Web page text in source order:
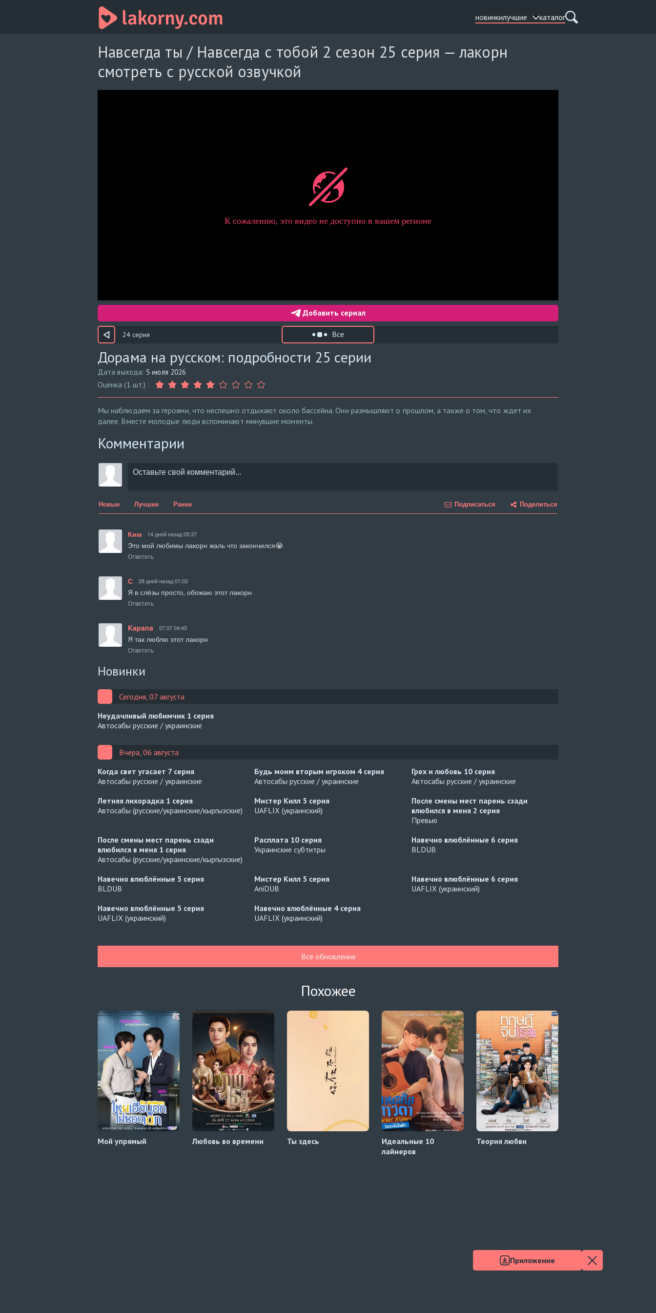
новинкилучшие каталог
Навсегда ты / Навсегда с тобой 2 сезон 25 серия — лакорн
смотреть с русской озвучкой
Добавить сериал
24 серия Все
Дорама на русском: подробности 25 серии
Дата выхода: 5 июля 2026
Оценка (1 шт.) :
Мы наблюдаем за героями, что неспешно отдыхают около бассейна. Они размышляют о прошлом, а также о том, что ждет их
далее. Вместе молодые люди вспоминают минувшие моменты.
Комментарии
Новые Лучшие Ранее Подписаться Поделиться
Ким 14 дней назад 05:37
Это мой любимы лакорн жаль что закончился😭
Ответить
С 28 дней назад 01:02
Я в слёзы просто, обожаю этот лакорн
Ответить
Kapana 07.07 04:45
Я так люблю этот лакорн
Ответить
Новинки
Сегодня, 07 августа
Неудачливый любимчик 1 серия
Автосабы русские / украинские
Вчера, 06 августа
Когда свет угасает 7 серия
Автосабы русские / украинские
Будь моим вторым игроком 4 серия
Автосабы русские / украинские
Грех и любовь 10 серия
Автосабы русские / украинские
Летняя лихорадка 1 серия
Автосабы (русские/украинские/кыргызские)
Мистер Килл 5 серия
UAFLIX (украинский)
После смены мест парень сзади
влюбился в меня 2 серия
Превью
После смены мест парень сзади
влюбился в меня 1 серия
Автосабы (русские/украинские/кыргызские)
Расплата 10 серия
Украинские субтитры
Навечно влюблённые 6 серия
BLDUB
Навечно влюблённые 5 серия
BLDUB
Мистер Килл 5 серия
AniDUB
Навечно влюблённые 6 серия
UAFLIX (украинский)
Навечно влюблённые 5 серия
UAFLIX (украинский)
Навечно влюблённые 4 серия
UAFLIX (украинский)
Все обновления
Похожее
Мой упрямый Любовь во времени Ты здесь
Идеальные 10
лайнеров
Теория любви
Приложение